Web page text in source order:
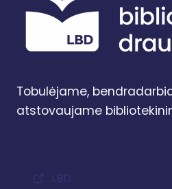
Tobulėjame,
atstovaujame
LBD